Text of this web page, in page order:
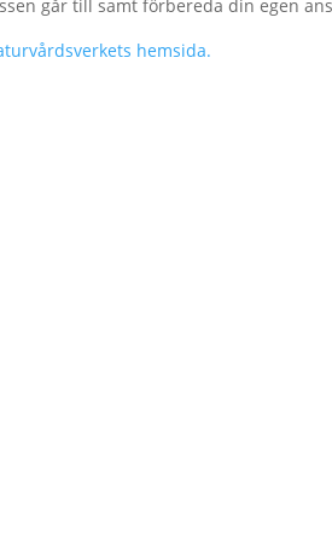
går till samt förbereda din egen
hemsida.